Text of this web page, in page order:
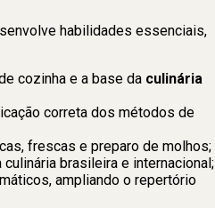
habilidades essenciais,
cozinha e a base da culinária
correta dos métodos de
frescas e preparo de molhos;
brasileira e internacional;
ampliando o repertório